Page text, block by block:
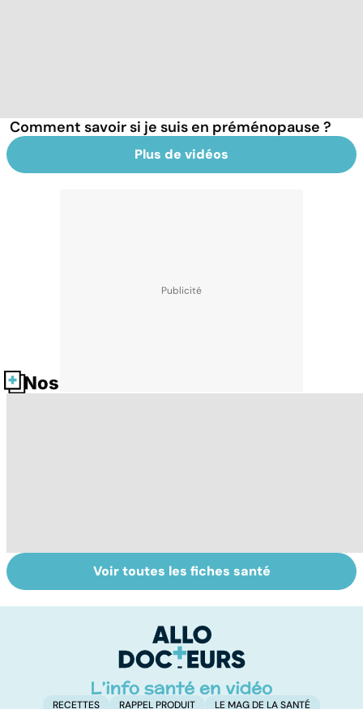
Comment savoir si je suis en préménopause ?
Plus de vidéos
Nos fiches santé
Dérèglement
hormonal : et si
Tout savoir sur
les infections
Voir toutes les fiches santé
RECETTES RAPPEL PRODUIT LE MAG DE LA SANTÉ